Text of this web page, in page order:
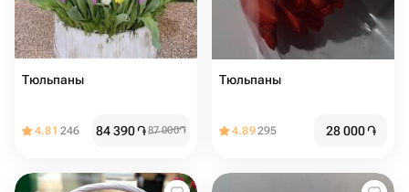
Тюльпаны
4.81 246 84 390֏87 000֏
Тюльпаны
4.89295 28 000֏